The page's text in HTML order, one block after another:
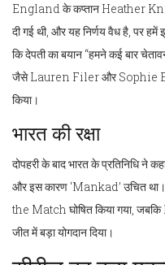
England के कप्तान Heather
दी गई थी, और यह निर्णय वैध है, पर
कि देपती का बयान “हमने कई बार
जैसेLauren FilerऔरSophie
किया।
भारत की रक्षा
दोपहरी के बाद भारत के प्रतिनिधि ने
और इस कारण ‘Mankad’ उचित
the Match घोषित किया गया, जबकि
जीत में बड़ा योगदान दिया।